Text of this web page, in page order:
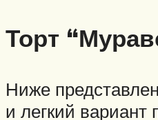
Торт
Ниже
и легкий вариант